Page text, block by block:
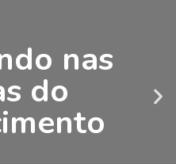
nas
do